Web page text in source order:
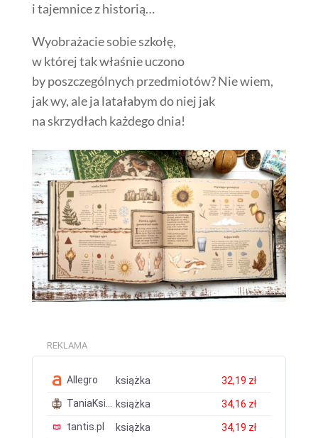
i tajemnice z historią…
Wyobrażacie sobie szkołę,
w której tak właśnie uczono
by poszczególnych przedmiotów? Nie wiem,
jak wy, ale ja latałabym do niej jak
na skrzydłach każdego dnia!
REKLAMA
Allegro książka
32,19 zł
TaniaKsiazka.pl
książka
34,16 zł
tantis.pl
książka
34,19 zł